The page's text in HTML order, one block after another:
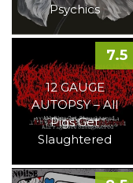
Psychics
12 GAUGE
AUTOPSY – All
Pigs Get
Slaughtered
7.5